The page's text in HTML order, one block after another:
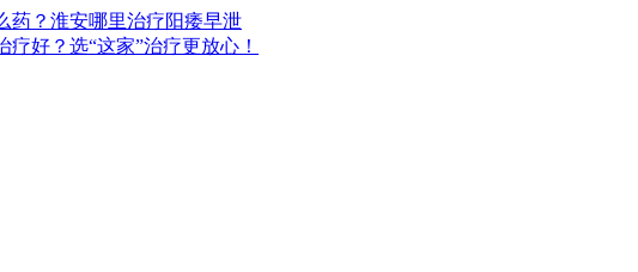
药？淮安哪里治疗阳痿早泄
好？选“这家”治疗更放心！